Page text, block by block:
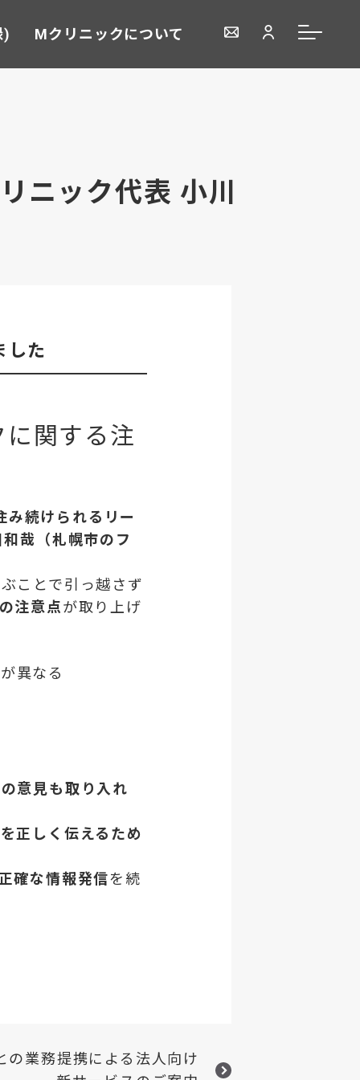
) Mクリニックについて
ニック代表 小川
した
に関する注
み続けられるリー
和哉（札幌市のフ
ことで引っ越さず
注意点が取り上げ
異なる
意見も取り入れ
正しく伝えるため
確な情報発信を続
の業務提携による法人向け